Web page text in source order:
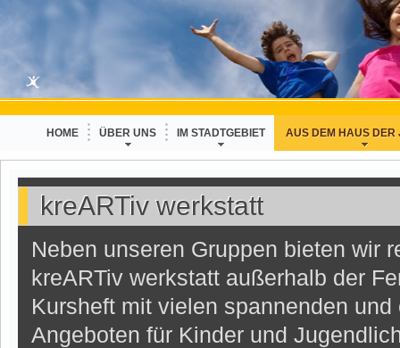
HOME ÜBER UNS IM STADTGEBIET AUS DEM HAUS DER
kreARTiv werkstatt
Neben unseren Gruppen bieten wir
kreARTiv werkstatt außerhalb der
Kursheft mit vielen spannenden
Angeboten für Kinder und